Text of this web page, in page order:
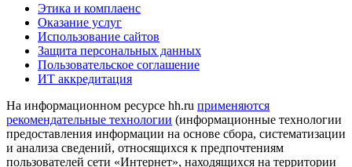
Этика и комплаенс
Оказание услуг
Использование сайтов
Защита персональных данных
Пользовательское соглашение
ИТ аккредитация
На информационном ресурсе hh.ru применяются
рекомендательные технологии (информационные технологии
предоставления информации на основе сбора, систематизации
и анализа сведений, относящихся к предпочтениям
пользователей сети «Интернет», находящихся на территории